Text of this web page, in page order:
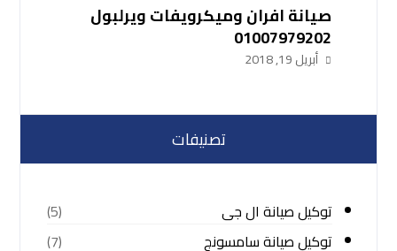
صيانة افران وميكرويفات ويرلبول
01007979202
أبريل 19, 2018
تصنيفات
توكيل صيانة ال جى
(5)
توكيل صيانة سامسونج
(7)